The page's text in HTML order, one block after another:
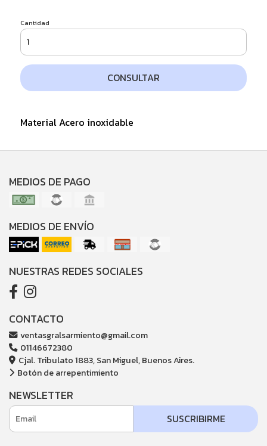
Cantidad
CONSULTAR
Material Acero inoxidable
MEDIOS DE PAGO
MEDIOS DE ENVÍO
NUESTRAS REDES SOCIALES
CONTACTO
ventasgralsarmiento@gmail.com
01146672380
Cjal. Tribulato 1883, San Miguel, Buenos Aires.
Botón de arrepentimiento
NEWSLETTER
SUSCRIBIRME